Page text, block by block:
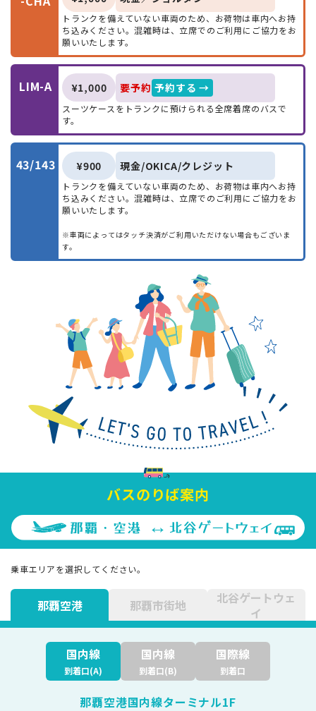
ー 18:45 ー ー ー
トランクを備えていない車両のため、お荷物は車内へお持
ち込みください。混雑時は、立席でのご利用にご協力をお
願いいたします。
LIM-A ¥1,000 要予約 予約する →
スーツケースをトランクに預けられる全席着席のバスで
す。
43/143 ¥900 現金/OKICA/クレジット
トランクを備えていない車両のため、お荷物は車内へお持
ち込みください。混雑時は、立席でのご利用にご協力をお
願いいたします。
※車両によってはタッチ決済がご利用いただけない場合もございま
す。
バスのりば案内
乗車エリアを選択してください。
那覇空港 那覇市街地
北谷ゲートウェ
イ
国内線
到着口(A)
国内線
到着口(B)
国際線
到着口
那覇空港国内線ターミナル1F